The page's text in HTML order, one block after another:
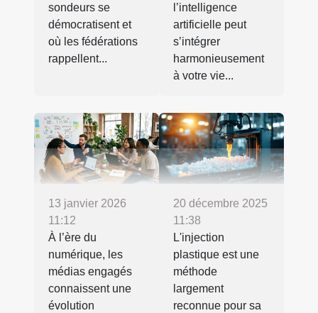
sondeurs se
démocratisent et
où les fédérations
rappellent...
l’intelligence
artificielle peut
s’intégrer
harmonieusement
à votre vie...
13 janvier 2026
11:12
À l’ère du
numérique, les
médias engagés
connaissent une
évolution
20 décembre 2025
11:38
L'injection
plastique est une
méthode
largement
reconnue pour sa